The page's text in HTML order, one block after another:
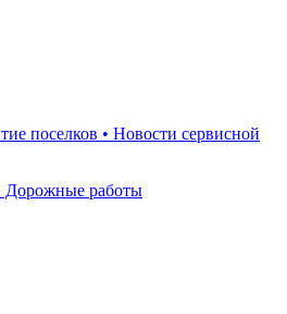
поселков • Новости сервисной
Дорожные работы